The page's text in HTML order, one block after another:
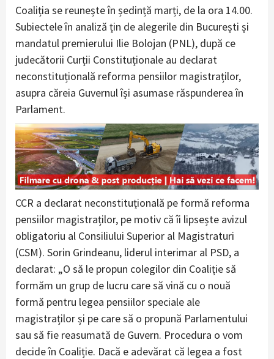
Coaliția se reunește în ședință marți, de la ora 14.00.
Subiectele în analiză țin de alegerile din București și
mandatul premierului Ilie Bolojan (PNL), după ce
judecătorii Curții Constituționale au declarat
neconstituțională reforma pensiilor magistraților,
asupra căreia Guvernul își asumase răspunderea în
Parlament.
CCR a declarat neconstituțională pe formă reforma
pensiilor magistraților, pe motiv că îi lipsește avizul
obligatoriu al Consiliului Superior al Magistraturi
(CSM). Sorin Grindeanu, liderul interimar al PSD, a
declarat: „O să le propun colegilor din Coaliție să
formăm un grup de lucru care să vină cu o nouă
formă pentru legea pensiilor speciale ale
magistraților și pe care să o propună Parlamentului
sau să fie reasumată de Guvern. Procedura o vom
decide în Coaliție. Dacă e adevărat că legea a fost